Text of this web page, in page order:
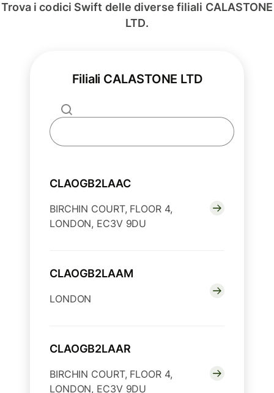
Trova i codici Swift delle diverse filiali CALASTONE
LTD.
Filiali CALASTONE LTD
CLAOGB2LAAC
BIRCHIN COURT, FLOOR 4,
LONDON, EC3V 9DU
CLAOGB2LAAM
LONDON
CLAOGB2LAAR
BIRCHIN COURT, FLOOR 4,
LONDON, EC3V 9DU